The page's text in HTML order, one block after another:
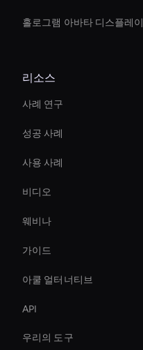
홀로그램 아바타 디스플레이
리소스
사례 연구
성공 사례
사용 사례
비디오
웨비나
가이드
아쿨 얼터너티브
API
우리의 도구